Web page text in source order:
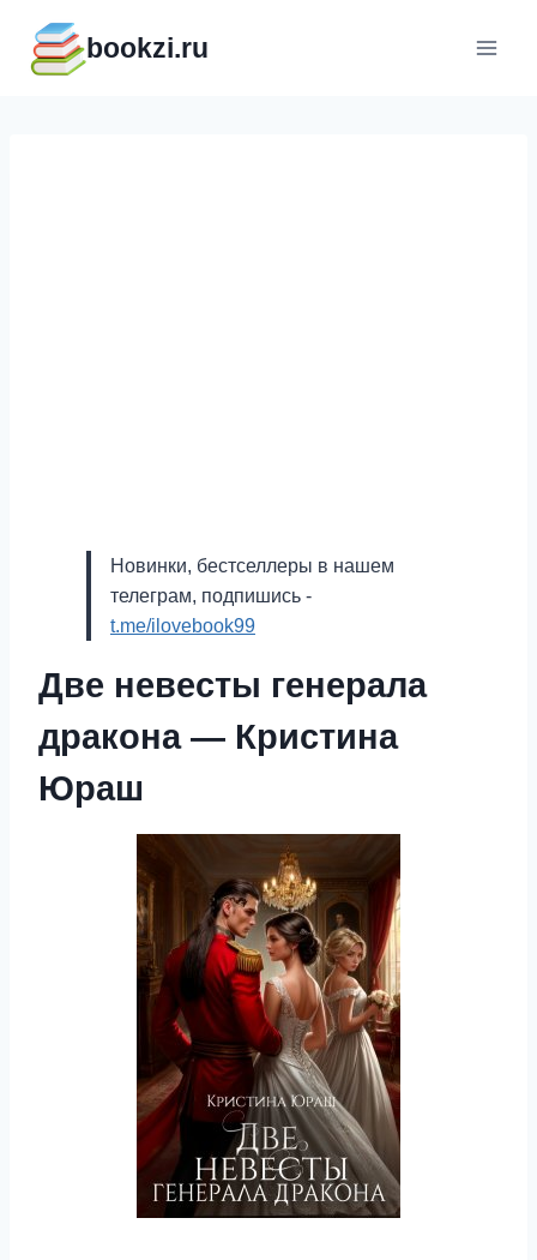
содержимому
bookzi.ru
Новинки, бестселлеры в нашем
телеграм, подпишись -
t.me/ilovebook99
Две невесты генерала
дракона — Кристина
Юраш